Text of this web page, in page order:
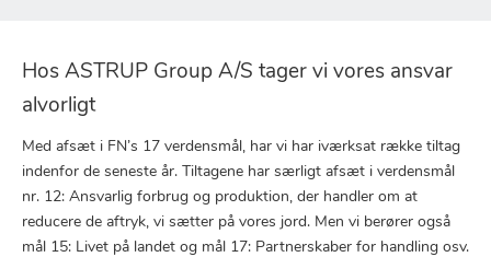
Hos ASTRUP Group A/S tager vi vores ansvar
alvorligt
Med afsæt i FN’s 17 verdensmål, har vi har iværksat række tiltag
indenfor de seneste år. Tiltagene har særligt afsæt i verdensmål
nr. 12: Ansvarlig forbrug og produktion, der handler om at
reducere de aftryk, vi sætter på vores jord. Men vi berører også
mål 15: Livet på landet og mål 17: Partnerskaber for handling osv.